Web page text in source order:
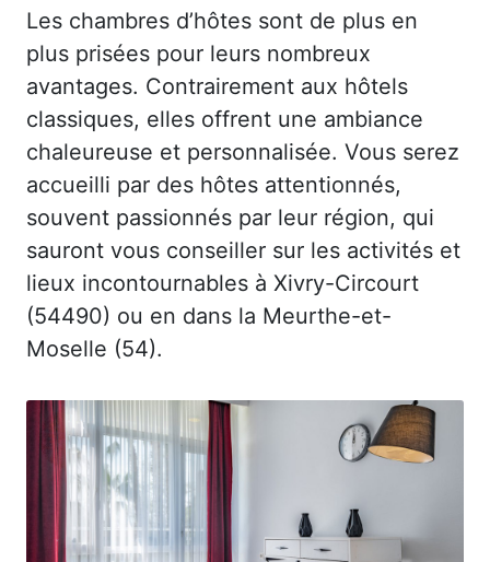
Les chambres d’hôtes sont de plus en
plus prisées pour leurs nombreux
avantages. Contrairement aux hôtels
classiques, elles offrent une ambiance
chaleureuse et personnalisée. Vous serez
accueilli par des hôtes attentionnés,
souvent passionnés par leur région, qui
sauront vous conseiller sur les activités et
lieux incontournables à Xivry-Circourt
(54490) ou en dans la Meurthe-et-
Moselle (54).